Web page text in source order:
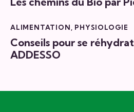
ALIMENTATION, PHYSIOLOGIE
Conseils pour se
ADDESSO